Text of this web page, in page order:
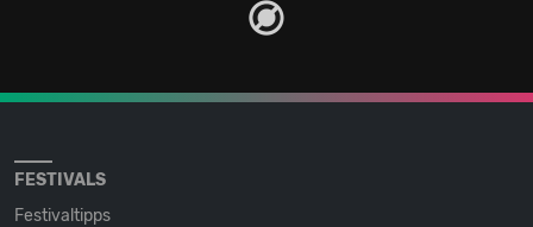
FESTIVALS
Festivaltipps